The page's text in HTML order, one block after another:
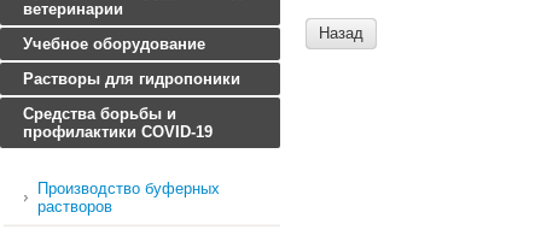
Назад
ветеринарии
Учебное оборудование
Растворы для гидропоники
Средства борьбы и
профилактики COVID-19
Производство буферных
растворов